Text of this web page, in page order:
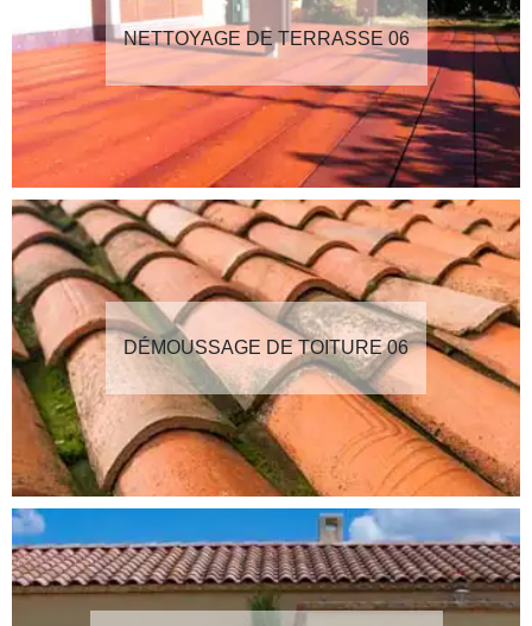
NETTOYAGE DE TERRASSE 06
DÉMOUSSAGE DE TOITURE 06